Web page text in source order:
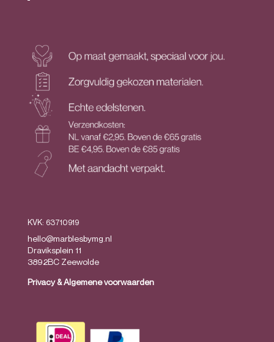
KVK: 63710919
hello@marblesbymg.nl
Draviksplein 11
3892BC Zeewolde
Privacy&Algemene voorwaarden